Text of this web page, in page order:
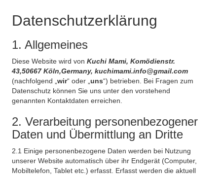
Datenschutzerklärung
1. Allgemeines
Diese Website wird von Kuchi Mami, Komödienstr.
43,50667 Köln,Germany, kuchimami.info@gmail.com
(nachfolgend „ wir“ oder „ uns“) betrieben. Bei Fragen zum
Datenschutz können Sie uns unter den vorstehend
genannten Kontaktdaten erreichen.
2. Verarbeitung personenbezogener
Daten und Übermittlung an Dritte
2.1 Einige personenbezogene Daten werden bei Nutzung
unserer Website automatisch über ihr Endgerät (Computer,
Mobiltelefon, Tablet etc.) erfasst. Erfasst werden die aktuell